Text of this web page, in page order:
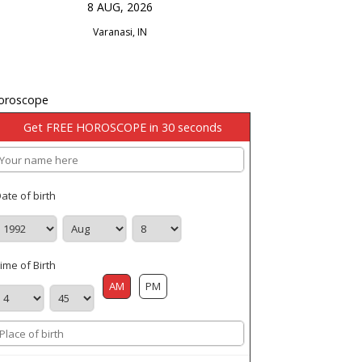
8 AUG, 2026
Varanasi, IN
Get FREE HOROSCOPE in 30 seconds
of birth
of Birth
AM
PM